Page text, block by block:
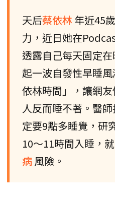
天后蔡依林 年近45
力，近日她在
透露自己每天固定
起一波自發性早睡
依林時間」，讓網
人反而睡不著。醫
定要9點多睡覺，研
10～11時間入睡，
病風險。